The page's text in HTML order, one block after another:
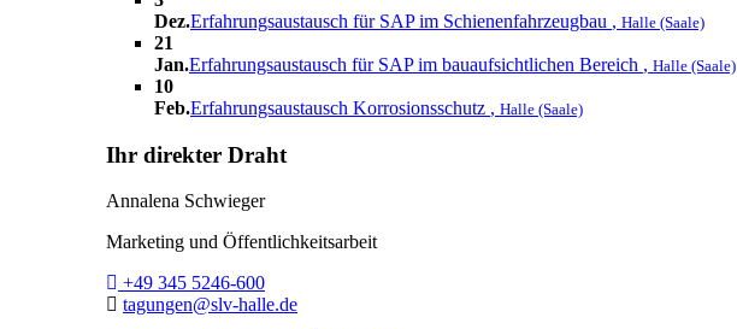
Dez.Erfahrungsaustausch für SAP im Schienenfahrzeugbau , Halle (Saale)
21
Jan.Erfahrungsaustausch für SAP im bauaufsichtlichen Bereich , Halle (Saale)
10
Feb.Erfahrungsaustausch Korrosionsschutz , Halle (Saale)
Ihr direkter Draht
Annalena Schwieger
Marketing und Öffentlichkeitsarbeit
Telefon:
+49 345 5246-600
E-Mail:
tagungen@slv-halle.de